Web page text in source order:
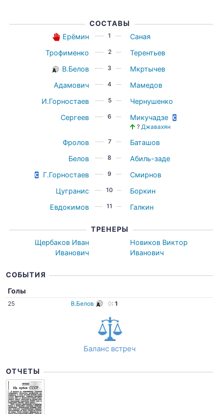
СОСТАВЫ
Ерёмин
1
Саная
Трофименко
2
Терентьев
В.Белов
3
Мкртычев
Адамович
4
Мамедов
И.Горностаев
5
Чернушенко
Сергеев
6 Микучадзе
?Джавахян
Фролов 7
Баташов
Белов
8
Абиль-заде
Г.Горностаев
9
Смирнов
Цугранис
10
Боркин
Евдокимов
11 Галкин
ТРЕНЕРЫ
Щербаков Иван
Иванович
Новиков Виктор
Иванович
СОБЫТИЯ
Голы
25 В.Белов 0: 1
Баланс встреч
ОТЧЕТЫ